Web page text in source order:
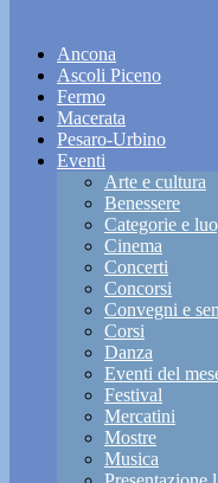
Ancona
Ascoli Piceno
Fermo
Macerata
Pesaro-Urbino
Eventi
Arte e cultura
Benessere
Categorie e
Cinema
Concerti
Concorsi
Convegni e
Corsi
Danza
Eventi del
Festival
Mercatini
Mostre
Musica